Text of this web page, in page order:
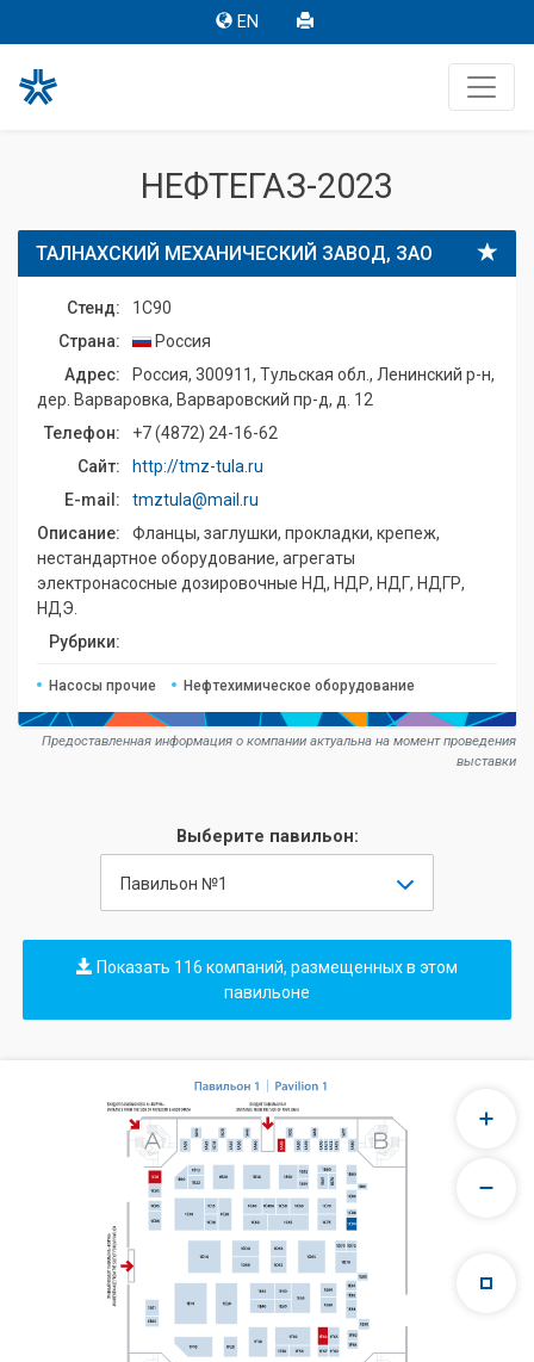
EN
НЕФТЕГАЗ-2023
ТАЛНАХСКИЙ МЕХАНИЧЕСКИЙ ЗАВОД, ЗАО
Стенд:
1C90
Страна:
Россия
Адрес:
Россия, 300911, Тульская обл., Ленинский р-н,
дер. Варваровка, Варваровский пр-д, д. 12
Телефон:
+7 (4872) 24-16-62
Сайт:
http://tmz-tula.ru
E-mail:
tmztula@mail.ru
Описание:
Фланцы, заглушки, прокладки, крепеж,
нестандартное оборудование, агрегаты
электронасосные дозировочные НД, НДР, НДГ, НДГР,
НДЭ.
Рубрики:
Насосы прочие Нефтехимическое оборудование
Предоставленная информация о компании актуальна на момент проведения
выставки
Выберите павильон:
Павильон №1
Показать 116 компаний, размещенных в этом
павильоне